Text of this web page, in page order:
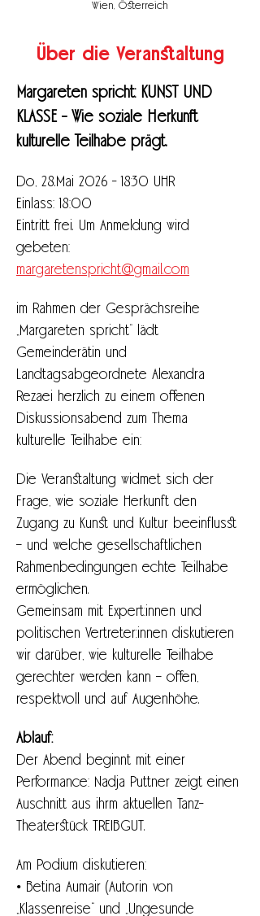
Wien, Österreich
Über die Veranstaltung
Margareten spricht: KUNST UND
KLASSE - Wie soziale Herkunft
kulturelle Teilhabe prägt.
Do, 28.Mai 2026 - 18:30 UHR
Einlass: 18:00
Eintritt frei. Um Anmeldung wird
gebeten:
margaretenspricht@gmail.com
im Rahmen der Gesprächsreihe
„Margareten spricht“ lädt
Gemeinderätin und
Landtagsabgeordnete Alexandra
Rezaei herzlich zu einem offenen
Diskussionsabend zum Thema
kulturelle Teilhabe ein:
Die Veranstaltung widmet sich der
Frage, wie soziale Herkunft den
Zugang zu Kunst und Kultur beeinflusst
– und welche gesellschaftlichen
Rahmenbedingungen echte Teilhabe
ermöglichen.
Gemeinsam mit Expert:innen und
politischen Vertreter:innen diskutieren
wir darüber, wie kulturelle Teilhabe
gerechter werden kann – offen,
respektvoll und auf Augenhöhe.
Ablauf:
Der Abend beginnt mit einer
Performance: Nadja Puttner zeigt einen
Auschnitt aus ihrm aktuellen Tanz-
Theaterstück TREIBGUT.
Am Podium diskutieren:
• Betina Aumair (Autorin von
„Klassenreise“ und „Ungesunde